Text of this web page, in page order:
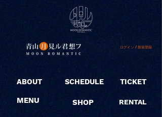
ログイン / 新規登録
ABOUT
MENU
SCHEDULE
SHOP
TICKET
RENTAL